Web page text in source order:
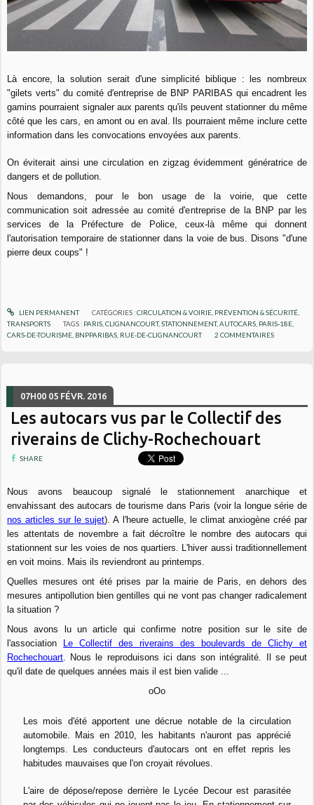
Là encore, la solution serait d'une simplicité biblique : les nombreux
"gilets verts" du comité d'entreprise de BNP PARIBAS qui encadrent les
gamins pourraient signaler aux parents qu'ils peuvent stationner du même
côté que les cars, en amont ou en aval.
Ils pourraient même inclure cette
information dans les convocations envoyées aux parents.
On éviterait ainsi une circulation en zigzag évidemment génératrice de
dangers et de pollution.
Nous demandons, pour le bon usage de la voirie, que cette
communication soit adressée au comité d'entreprise de la BNP par les
services de la Préfecture de Police, ceux-là même qui donnent
l'autorisation temporaire de stationner dans la voie de bus. Disons "d'une
pierre deux coups" !
LIEN PERMANENT CATÉGORIES :CIRCULATION & VOIRIE, PRÉVENTION & SÉCURITÉ,
TRANSPORTS
TAGS : PARIS ,CLIGNANCOURT,STATIONNEMENT,AUTOCARS PARIS-18E
CARS-DE-TOURISME BNPPARIBAS RUE-DE-CLIGNANCOURT 2 COMMENTAIRES
07H00 05 FÉVR. 2016
Les autocars vus par le Collectif des
riverains de Clichy-Rochechouart
SHARE
Nous avons beaucoup signalé le stationnement anarchique et
envahissant des autocars de tourisme dans Paris (voir la longue série de
nos articles sur le sujet). A l'heure actuelle, le climat anxiogène créé par
les attentats de novembre a fait décroître le nombre des autocars qui
stationnent sur les voies de nos quartiers. L'hiver aussi traditionnellement
en voit moins. Mais ils reviendront au printemps.
Quelles mesures ont été prises par la mairie de Paris, en dehors des
mesures antipollution bien gentilles qui ne vont pas changer radicalement
la situation ?
Nous avons lu un article qui confirme notre position sur le site de
l'association
Le Collectif des riverains des boulevards de Clichy et
Rochechouart . Nous le reproduisons ici dans son intégralité. Il se peut
qu'il date de quelques années mais il est bien valide ...
oOo
Les mois d'été apportent une décrue notable de la circulation
automobile. Mais en 2010, les habitants n'auront pas apprécié
longtemps. Les conducteurs d'autocars ont en effet repris les
habitudes mauvaises que l'on croyait révolues.
L'aire de dépose/repose derrière le Lycée Decour est parasitée